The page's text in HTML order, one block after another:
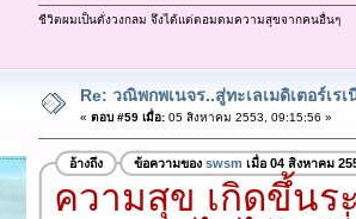
ชีวิตผมเป็นดั่งวงกลม จึงได้แต่ดอมดมความสุขจากคนอื่นๆ
Re: วณิพกพเนจร..สู่ทะเลเมดิเตอร์เร
« ตอบ #59 เมื่อ:05 สิงหาคม 2553, 09:15:56 »
อ้างถึง ข้อความของ swsm เมื่อ 04 สิงหาคม
ความสุข เกิดขึ้นร